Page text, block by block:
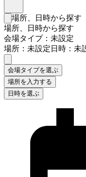
検索フォームを閉じる
場所、日時から探す
場所、日時から探す
会場タイプ：未設定
場所：未設定日時：未
会場タイプを選ぶ
場所を入力する
日時を選ぶ